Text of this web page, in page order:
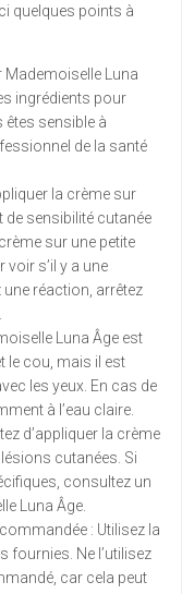
quelques points à
Mademoiselle Luna
ingrédients pour
êtes sensible à
de la santé
la crème sur
de sensibilité cutanée
sur une petite
voir s’il y a une
réaction, arrêtez
Luna Âge est
le cou, mais il est
les yeux. En cas de
à l’eau claire.
d’appliquer la crème
cutanées. Si
consultez un
Luna Âge.
: Utilisez la
Ne l’utilisez
car cela peut